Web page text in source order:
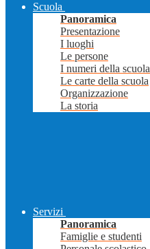
Scuola
Panoramica
Presentazione
I luoghi
Le persone
I numeri della scuola
Le carte della scuola
Organizzazione
La storia
Servizi
Panoramica
Famiglie e studenti